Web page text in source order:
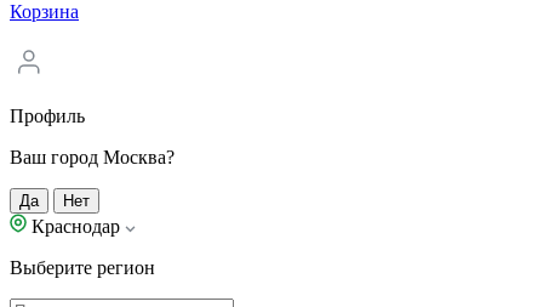
Корзина
Профиль
Ваш город Москва?
Да Нет
Краснодар
Выберите регион